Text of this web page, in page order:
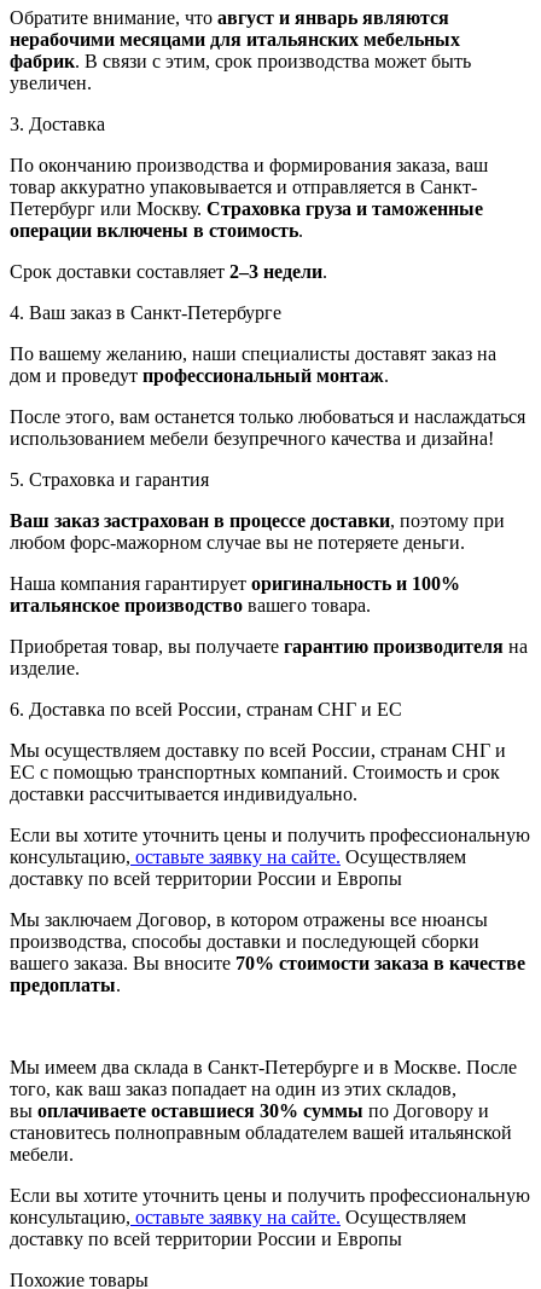
Обратите внимание, что август и январь являются
нерабочими месяцами для итальянских мебельных
фабрик. В связи с этим, срок производства может быть
увеличен.
3. Доставка
По окончанию производства и формирования заказа, ваш
товар аккуратно упаковывается и отправляется в Санкт-
Петербург или Москву. Страховка груза и таможенные
операции включены в стоимость.
Срок доставки составляет 2–3 недели.
4. Ваш заказ в Санкт-Петербурге
По вашему желанию, наши специалисты доставят заказ на
дом и проведут профессиональный монтаж.
После этого, вам останется только любоваться и наслаждаться
использованием мебели безупречного качества и дизайна!
5. Страховка и гарантия
Ваш заказ застрахован в процессе доставки, поэтому при
любом форс-мажорном случае вы не потеряете деньги.
Наша компания гарантирует оригинальность и 100%
итальянское производство вашего товара.
Приобретая товар, вы получаете гарантию производителя на
изделие.
6. Доставка по всей России, странам СНГ и ЕС
Мы осуществляем доставку по всей России, странам СНГ и
ЕС с помощью транспортных компаний. Стоимость и срок
доставки рассчитывается индивидуально.
Если вы хотите уточнить цены и получить профессиональную
консультацию, оставьте заявку на сайте. Осуществляем
доставку по всей территории России и Европы
Мы заключаем Договор, в котором отражены все нюансы
производства, способы доставки и последующей сборки
вашего заказа. Вы вносите 70% стоимости заказа в качестве
предоплаты.
Мы имеем два склада в Санкт-Петербурге и в Москве. После
того, как ваш заказ попадает на один из этих складов,
вы оплачиваете оставшиеся 30% суммы по Договору и
становитесь полноправным обладателем вашей итальянской
мебели.
Если вы хотите уточнить цены и получить профессиональную
консультацию, оставьте заявку на сайте. Осуществляем
доставку по всей территории России и Европы
Похожие товары